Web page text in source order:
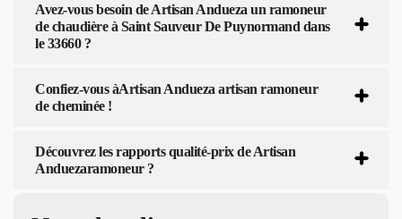
Avez-vous besoin de Artisan Andueza un ramoneur
de chaudière à Saint Sauveur De Puynormand dans
le 33660 ?
Confiez-vous àArtisan Andueza artisan ramoneur
de cheminée !
Découvrez les rapports qualité-prix de Artisan
Anduezaramoneur ?